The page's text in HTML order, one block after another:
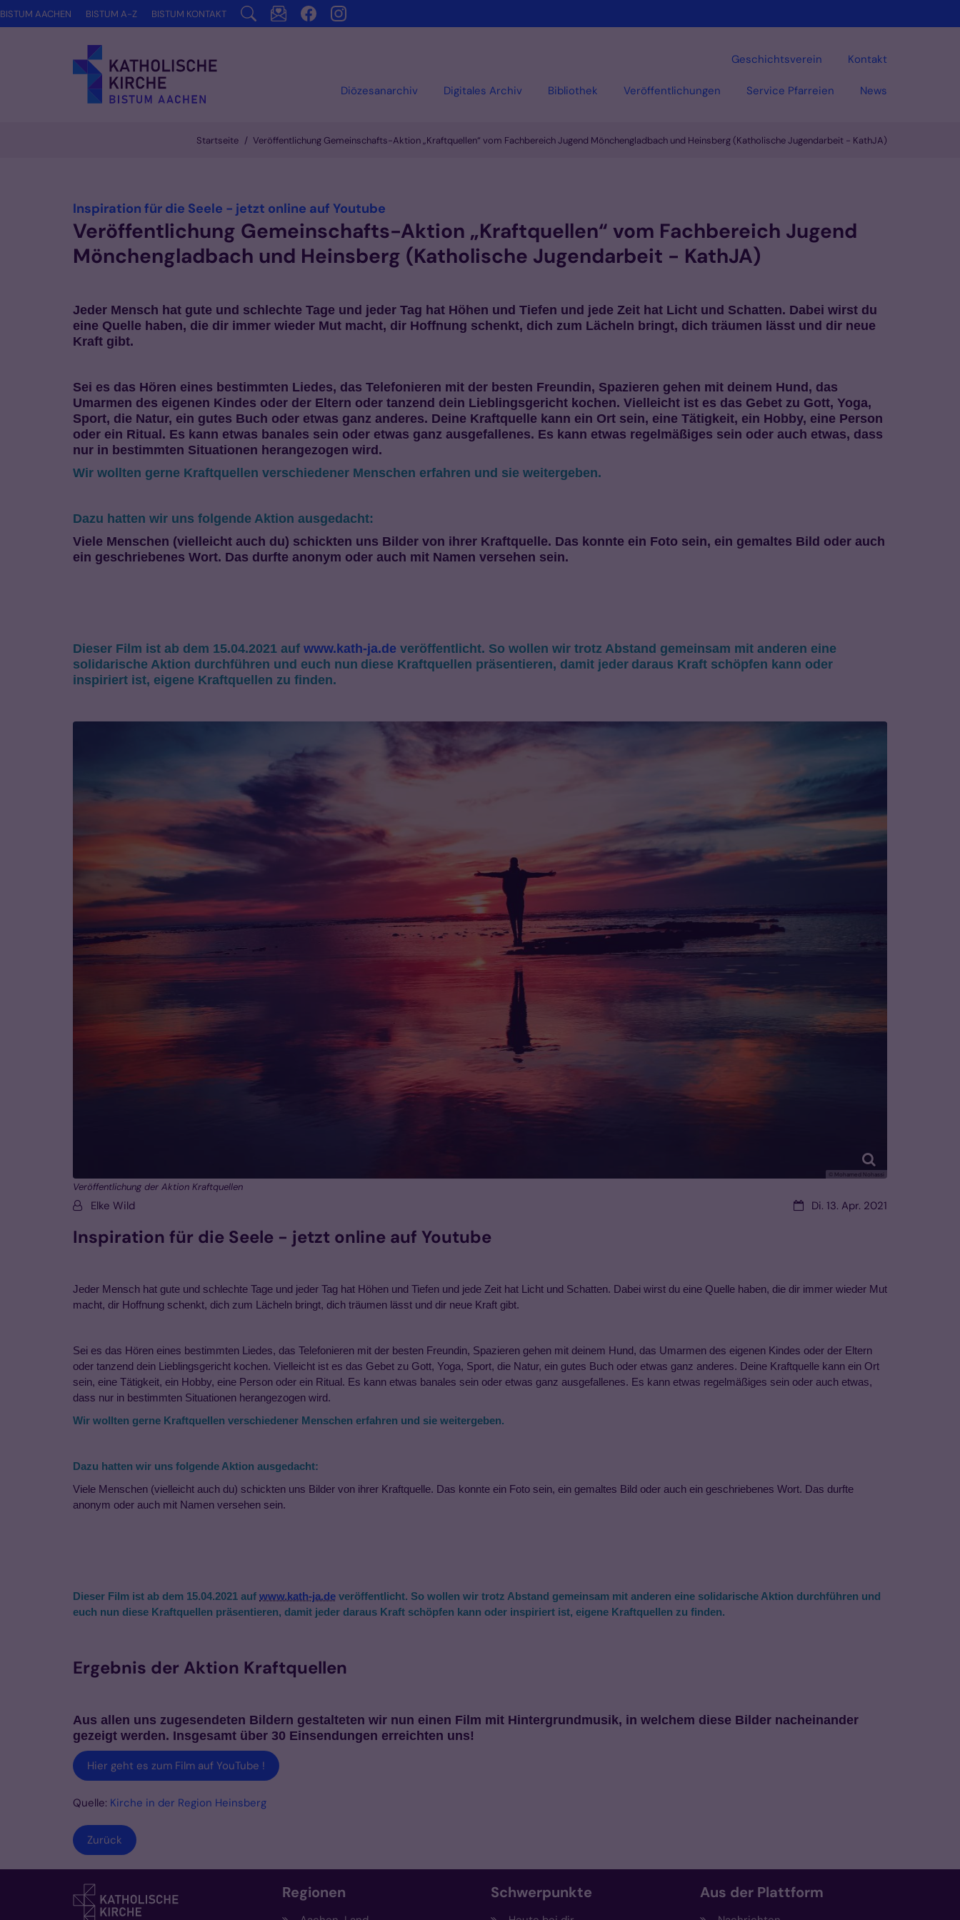
Zum Inhalt springen
Diözesanarchiv Digitales Archiv Bibliothek Veröffentlichungen Service Pfarreien News
Geschichtsverein Kontakt
BISTUM AACHEN BISTUM A-Z BISTUM KONTAKT
Startseite Veröffentlichung Gemeinschafts-Aktion „Kraftquellen“ vom Fachbereich Jugend Mönchengladbach und Heinsberg (Katholische Jugendarbeit - KathJA)
Inspiration für die Seele - jetzt online auf Youtube
Veröffentlichung Gemeinschafts-Aktion „Kraftquellen“ vom Fachbereich Jugend
Mönchengladbach und Heinsberg (Katholische Jugendarbeit - KathJA)
Jeder Mensch hat gute und schlechte Tage und jeder Tag hat Höhen und Tiefen und jede Zeit hat Licht und Schatten. Dabei wirst du
eine Quelle haben, die dir immer wieder Mut macht, dir Hoffnung schenkt, dich zum Lächeln bringt, dich träumen lässt und dir neue
Kraft gibt.
Sei es das Hören eines bestimmten Liedes, das Telefonieren mit der besten Freundin, Spazieren gehen mit deinem Hund, das
Umarmen des eigenen Kindes oder der Eltern oder tanzend dein Lieblingsgericht kochen. Vielleicht ist es das Gebet zu Gott, Yoga,
Sport, die Natur, ein gutes Buch oder etwas ganz anderes. Deine Kraftquelle kann ein Ort sein, eine Tätigkeit, ein Hobby, eine Person
oder ein Ritual. Es kann etwas banales sein oder etwas ganz ausgefallenes. Es kann etwas regelmäßiges sein oder auch etwas, dass
nur in bestimmten Situationen herangezogen wird.
Wir wollten gerne Kraftquellen verschiedener Menschen erfahren und sie weitergeben.
Dazu hatten wir uns folgende Aktion ausgedacht:
Viele Menschen (vielleicht auch du) schickten uns Bilder von ihrer Kraftquelle. Das konnte ein Foto sein, ein gemaltes Bild oder auch
ein geschriebenes Wort. Das durfte anonym oder auch mit Namen versehen sein.
Dieser Film ist ab dem 15.04.2021 auf www.kath-ja.de veröffentlicht. So wollen wir trotz Abstand gemeinsam mit anderen eine
solidarische Aktion durchführen und euch nun diese Kraftquellen präsentieren, damit jeder daraus Kraft schöpfen kann oder
inspiriert ist, eigene Kraftquellen zu finden.
© Mohamed Nohassi
Veröffentlichung der Aktion Kraftquellen
Datum:Di. 13. Apr. 2021
Von:Elke Wild
Inspiration für die Seele - jetzt online auf Youtube
Jeder Mensch hat gute und schlechte Tage und jeder Tag hat Höhen und Tiefen und jede Zeit hat Licht und Schatten. Dabei wirst du eine Quelle haben, die dir immer wieder Mut
macht, dir Hoffnung schenkt, dich zum Lächeln bringt, dich träumen lässt und dir neue Kraft gibt.
Sei es das Hören eines bestimmten Liedes, das Telefonieren mit der besten Freundin, Spazieren gehen mit deinem Hund, das Umarmen des eigenen Kindes oder der Eltern
oder tanzend dein Lieblingsgericht kochen. Vielleicht ist es das Gebet zu Gott, Yoga, Sport, die Natur, ein gutes Buch oder etwas ganz anderes. Deine Kraftquelle kann ein Ort
sein, eine Tätigkeit, ein Hobby, eine Person oder ein Ritual. Es kann etwas banales sein oder etwas ganz ausgefallenes. Es kann etwas regelmäßiges sein oder auch etwas,
dass nur in bestimmten Situationen herangezogen wird.
Wir wollten gerne Kraftquellen verschiedener Menschen erfahren und sie weitergeben.
Dazu hatten wir uns folgende Aktion ausgedacht:
Viele Menschen (vielleicht auch du) schickten uns Bilder von ihrer Kraftquelle. Das konnte ein Foto sein, ein gemaltes Bild oder auch ein geschriebenes Wort. Das durfte
anonym oder auch mit Namen versehen sein.
Dieser Film ist ab dem 15.04.2021 auf www.kath-ja.de veröffentlicht. So wollen wir trotz Abstand gemeinsam mit anderen eine solidarische Aktion durchführen und
euch nun diese Kraftquellen präsentieren, damit jeder daraus Kraft schöpfen kann oder inspiriert ist, eigene Kraftquellen zu finden.
Ergebnis der Aktion Kraftquellen
Aus allen uns zugesendeten Bildern gestalteten wir nun einen Film mit Hintergrundmusik, in welchem diese Bilder nacheinander
gezeigt werden. Insgesamt über 30 Einsendungen erreichten uns!
Hier geht es zum Film auf YouTube !
Quelle: Kirche in der Region Heinsberg
Zurück
Regionen Schwerpunkte Aus der Plattform